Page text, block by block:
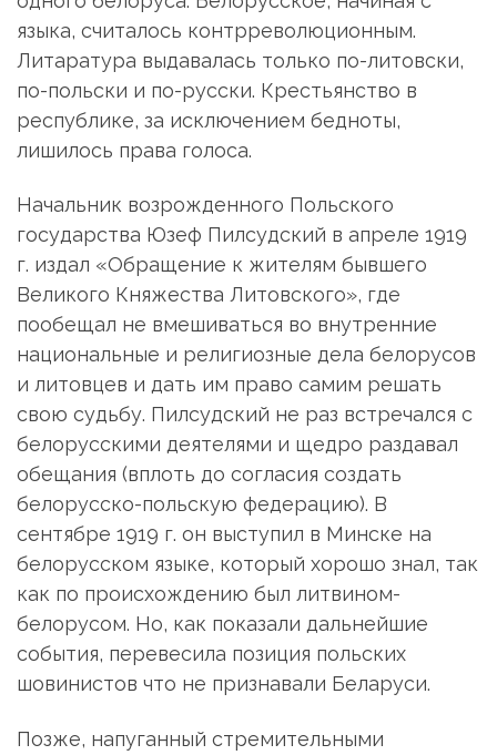
языка, считалось контрреволюционным.
Литаратура выдавалась только по-литовски,
по-польски и по-русски. Крестьянство в
республике, за исключением бедноты,
лишилось права голоса.
Начальник возрожденного Польского
государства Юзеф Пилсудский в апреле 1919
г. издал «Обращение к жителям бывшего
Великого Княжества Литовского», где
пообещал не вмешиваться во внутренние
национальные и религиозные дела белорусов
и литовцев и дать им право самим решать
свою судьбу. Пилсудский не раз встречался с
белорусскими деятелями и щедро раздавал
обещания (вплоть до согласия создать
белорусско-польскую федерацию). В
сентябре 1919 г. он выступил в Минске на
белорусском языке, который хорошо знал, так
как по происхождению был литвином-
белорусом. Но, как показали дальнейшие
события, перевесила позиция польских
шовинистов что не признавали Беларуси.
Позже, напуганный стремительными